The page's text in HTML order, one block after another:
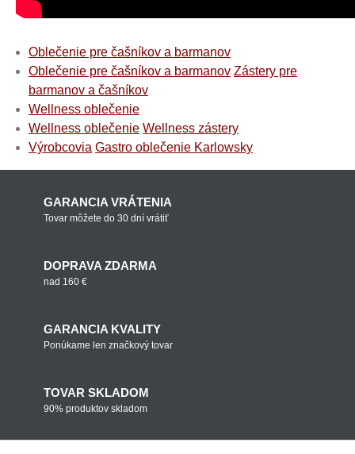
Oblečenie pre čašníkov a barmanov
Oblečenie pre čašníkov a barmanov Zástery pre
barmanov a čašníkov
Wellness oblečenie
Wellness oblečenie Wellness zástery
Výrobcovia Gastro oblečenie Karlowsky
GARANCIA VRÁTENIA
Tovar môžete do 30 dní vrátiť
DOPRAVA ZDARMA
nad 160 €
GARANCIA KVALITY
Ponúkame len značkový tovar
TOVAR SKLADOM
90% produktov skladom